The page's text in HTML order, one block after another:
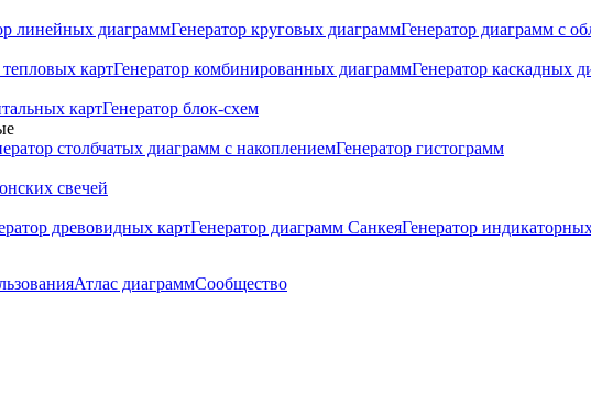
линейных диаграммГенератор круговых диаграммГенератор диаграмм с
тепловых картГенератор комбинированных диаграммГенератор каскадных
картГенератор блок-схем
столбчатых диаграмм с накоплениемГенератор гистограмм
свечей
древовидных картГенератор диаграмм СанкеяГенератор
Атлас диаграммСообщество